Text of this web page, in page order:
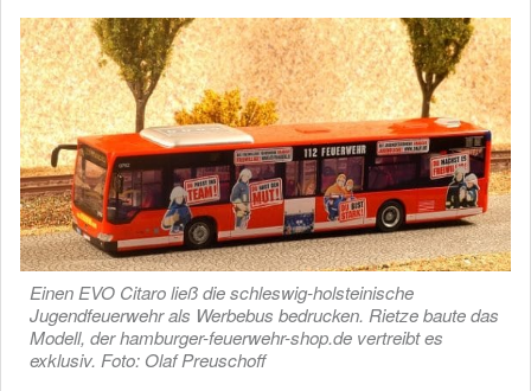
Einen EVO Citaro ließ die schleswig-holsteinische
Jugendfeuerwehr als Werbebus bedrucken. Rietze baute das
Modell, der hamburger-feuerwehr-shop.de vertreibt es
exklusiv. Foto: Olaf Preuschoff